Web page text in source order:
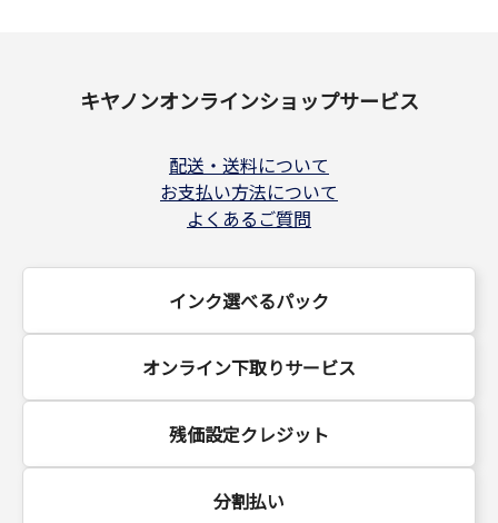
キヤノンオンラインショップサービス
配送・送料について
お支払い方法について
よくあるご質問
インク選べるパック
オンライン下取りサービス
残価設定クレジット
分割払い